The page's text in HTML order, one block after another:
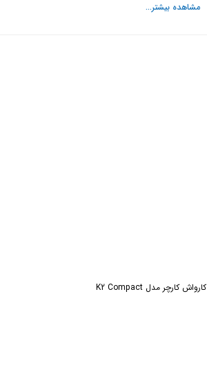
مشاهده بیشتر...
کارواش کارچر مدل K2 Compact